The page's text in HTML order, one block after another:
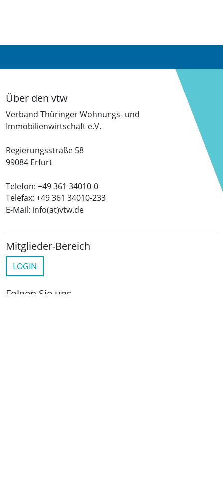
Über den vtw
Verband Thüringer Wohnungs- und
Immobilienwirtschaft e.V.
Regierungsstraße 58
99084 Erfurt
Telefon: +49 361 34010-0
Telefax: +49 361 34010-233
E-Mail: info(at)vtw.de
Mitglieder-Bereich
LOGIN
Folgen Sie uns